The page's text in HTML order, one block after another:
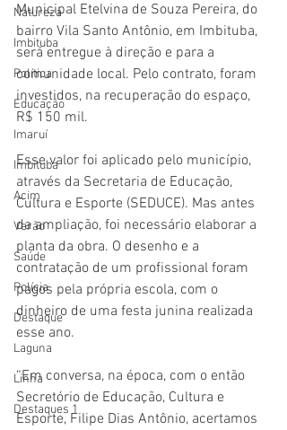
Natureza
Imbituba
Política
Educação
Imaruí
Imbituba
Acim
Verão
Saúde
Polícia
Destaque
Laguna
Linha
Destaques 1
Municipal Etelvina de Souza Pereira, do
bairro Vila Santo Antônio, em Imbituba,
será entregue à direção e para a
comunidade local. Pelo contrato, foram
investidos, na recuperação do espaço,
R$ 150 mil.
Esse valor foi aplicado pelo município,
através da Secretaria de Educação,
Cultura e Esporte (SEDUCE). Mas antes
da ampliação, foi necessário elaborar a
planta da obra. O desenho e a
contratação de um profissional foram
pagos pela própria escola, com o
dinheiro de uma festa junina realizada
esse ano.
“Em conversa, na época, com o então
Secretório de Educação, Cultura e
Esporte, Filipe Dias Antônio, acertamos